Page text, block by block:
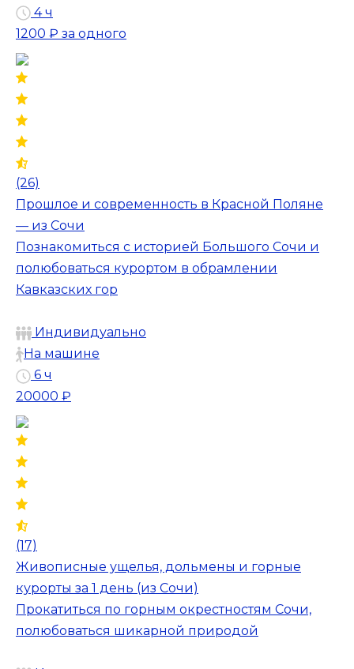
4 ч
1200 ₽ за одного
(26)
Прошлое и современность в Красной Поляне
— из Сочи
Познакомиться с историей Большого Сочи и
полюбоваться курортом в обрамлении
Кавказских гор
Индивидуально
На машине
6 ч
20000 ₽
(17)
Живописные ущелья, дольмены и горные
курорты за 1 день (из Сочи)
Прокатиться по горным окрестностям Сочи,
полюбоваться шикарной природой